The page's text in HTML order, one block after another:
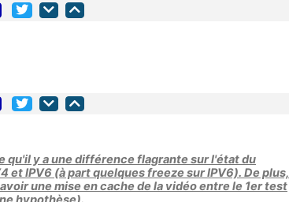
qu'il y a une différence flagrante sur l'état du
et IPV6 (à part quelques freeze sur IPV6). De plus,
une mise en cache de la vidéo entre le 1er test